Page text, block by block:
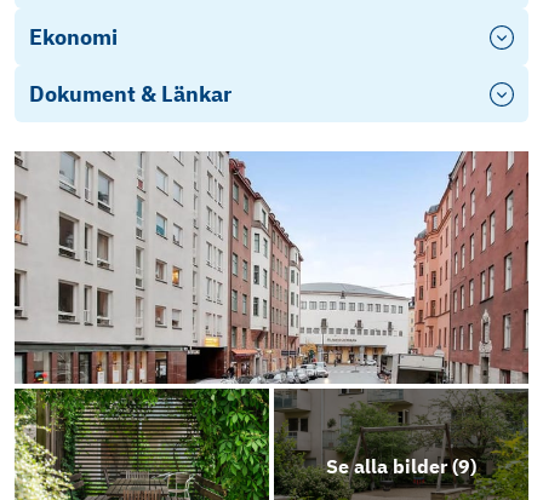
Ekonomi
Dokument & Länkar
Se alla bilder (9)